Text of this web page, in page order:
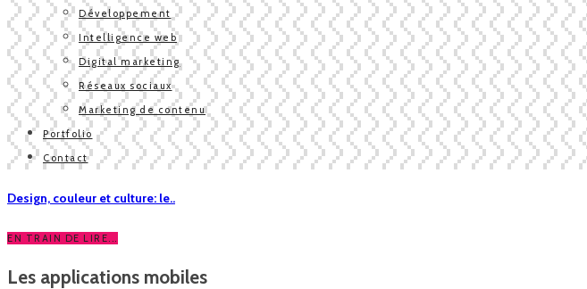
Développement
Intelligence web
Digital marketing
Réseaux sociaux
Marketing de contenu
Portfolio
Contact
Design, couleur et culture: le..
EN TRAIN DE LIRE...
Les applications mobiles